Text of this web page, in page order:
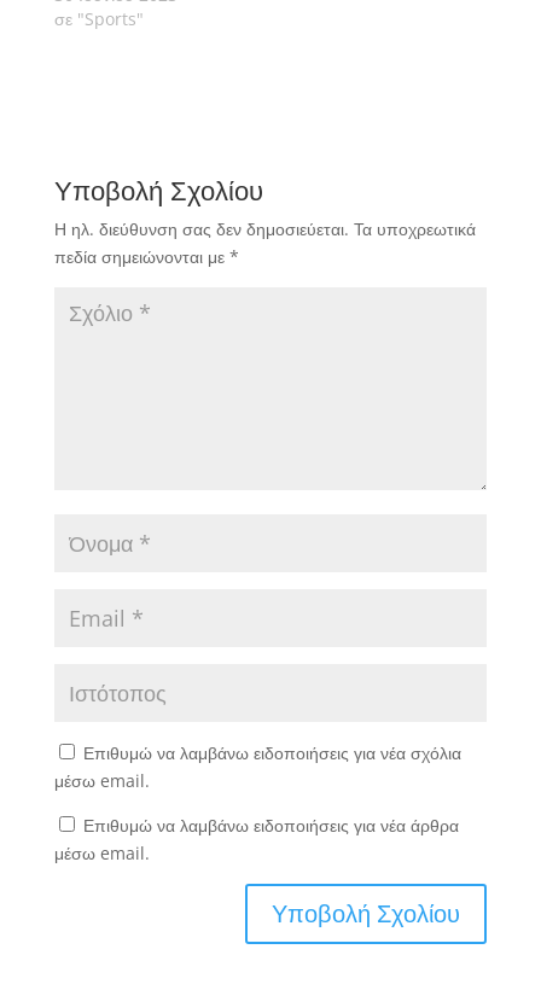
σε "Sports"
Υποβολή Σχολίου
Η ηλ. διεύθυνση σας δεν δημοσιεύεται. Τα υποχρεωτικά
πεδία σημειώνονται με *
Επιθυμώ να λαμβάνω ειδοποιήσεις για νέα σχόλια
μέσω email.
Επιθυμώ να λαμβάνω ειδοποιήσεις για νέα άρθρα
μέσω email.